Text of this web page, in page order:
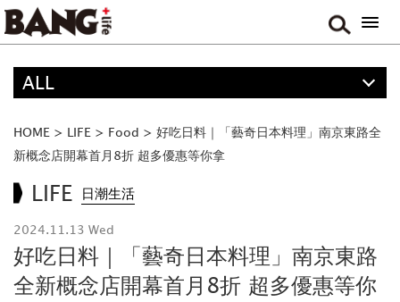
ALL
ANIME
MOVIE & DRAMA
MUSIC
GAME
HOME > LIFE > Food > 好吃日料｜「藝奇日本料理」南京東路全
新概念店開幕首月8折 超多優惠等你拿
LIFE 日潮生活
2024.11.13 Wed
好吃日料｜「藝奇日本料理」南京東路
全新概念店開幕首月8折 超多優惠等你